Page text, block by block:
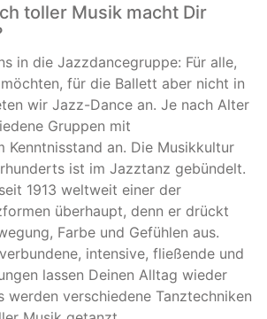
toller Musik macht Dir
in die Jazzdancegruppe: Für alle,
für die Ballett aber nicht in
wir Jazz-Dance an. Je nach Alter
Gruppen mit
Kenntnisstand an. Die Musikkultur
ist im Jazztanz gebündelt.
1913 weltweit einer der
überhaupt, denn er drückt
Farbe und Gefühlen aus.
intensive, fließende und
lassen Deinen Alltag wieder
werden verschiedene Tanztechniken